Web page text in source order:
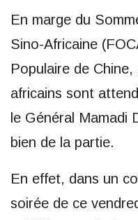
En marge du
Sino-Africaine
Populaire de Chine,
africains sont
le Général Mamadi
bien de la partie.
En effet, dans un
soirée de ce